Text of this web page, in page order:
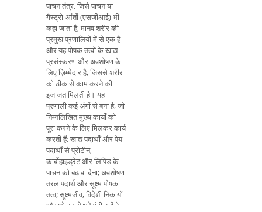
पाचन तंत्र, जिसे पाचन या
गैस्ट्रो-आंतों (एसजीआई) भी
कहा जाता है, मानव शरीर की
प्रमुख प्रणालियों में से एक है
और यह पोषक तत्वों के खाद्य
प्रसंस्करण और अवशोषण के
लिए ज़िम्मेदार है, जिससे शरीर
को ठीक से काम करने की
इजाजत मिलती है। यह
प्रणाली कई अंगों से बना है, जो
निम्नलिखित मुख्य कार्यों को
पूरा करने के लिए मिलकर कार्य
करती हैं: खाद्य पदार्थों और पेय
पदार्थों से प्रोटीन,
कार्बोहाइड्रेट और लिपिड के
पाचन को बढ़ावा देना; अवशोषण
तरल पदार्थ और सूक्ष्म पोषक
तत्व; सूक्ष्मजीव, विदेशी निकायों
और भोजन से भरे एंटीजनों के